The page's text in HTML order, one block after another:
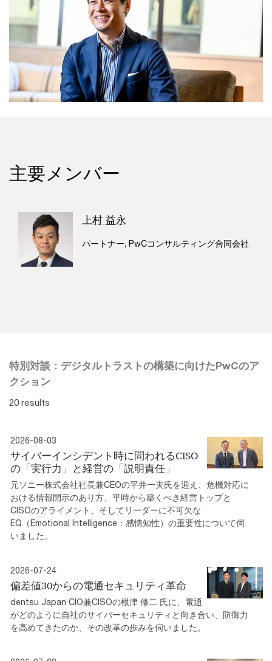
主要メンバー
上村 益永
パートナー, PwCコンサルティング合同会社
特別対談：デジタルトラストの構築に向けたPwCのア
クション
20 results
2026-08-03
サイバーインシデント時に問われるCISO
の「実行力」と経営の「説明責任」
元ソニー株式会社社長兼CEOの平井一夫氏を迎え、危機対応に
おける情報開示のあり方、平時から築くべき経営トップと
CISOのアライメント、そしてリーダーに不可欠な
EQ（Emotional Intelligence：感情知性）の重要性について伺
いました。
2026-07-24
偏差値30からの電通セキュリティ革命
dentsu Japan CIO兼CISOの根津 修二 氏に、電通
がどのように自社のサイバーセキュリティと向き合い、防御力
を高めてきたのか、その改革の歩みを伺いました。